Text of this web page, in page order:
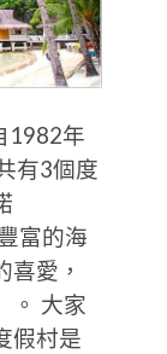
1982年
有3個度
富的海
愛，
。 大家
假村是